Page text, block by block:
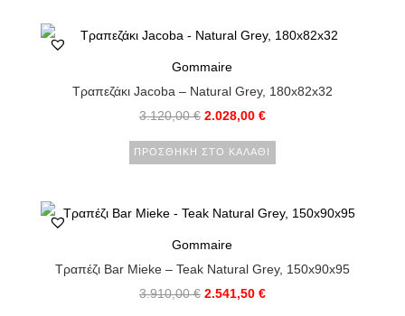
Gommaire
Τραπεζάκι Jacoba – Natural Grey, 180x82x32
3.120,00€ 2.028,00 €
ΠΡΟΣΘΉΚΗ ΣΤΟ ΚΑΛΆΘΙ
Gommaire
Τραπέζι Bar Mieke – Teak Natural Grey, 150x90x95
3.910,00€ 2.541,50 €